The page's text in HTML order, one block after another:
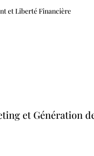
et Liberté Financière
et Génération